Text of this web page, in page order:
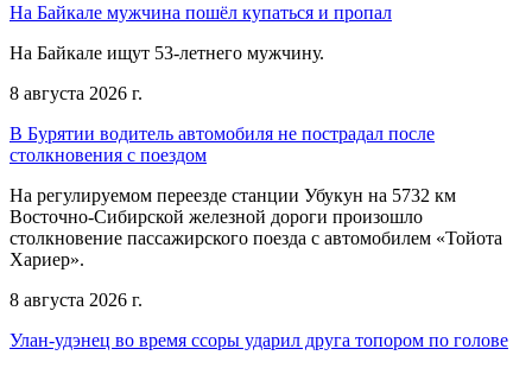
На Байкале мужчина пошёл купаться и пропал
На Байкале ищут 53-летнего мужчину.
8 августа 2026 г.
В Бурятии водитель автомобиля не пострадал после
столкновения с поездом
На регулируемом переезде станции Убукун на 5732 км
Восточно-Сибирской железной дороги произошло
столкновение пассажирского поезда с автомобилем «Тойота
Хариер».
8 августа 2026 г.
Улан-удэнец во время ссоры ударил друга топором по голове